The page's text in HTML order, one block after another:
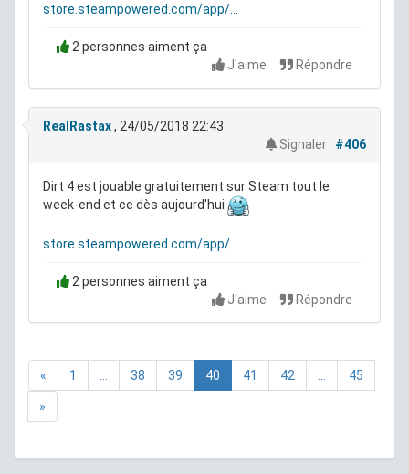
store.steampowered.com/app/...
2 personnes aiment ça
J'aime
Répondre
RealRastax, 24/05/2018 22:43
Signaler
#406
Dirt 4 est jouable gratuitement sur Steam tout le
week-end et ce dès aujourd'hui
store.steampowered.com/app/...
2 personnes aiment ça
J'aime
Répondre
« 1 ... 38 39 40 41 42 ... 45
»